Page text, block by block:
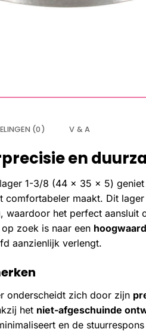
(0) V & A
en
1-3/8 (44 x 35 x 5) geniet
comfortabeler maakt. Dit
waardoor het perfect aansluit
zoek is naar een
aanzienlijk verlengt.
onderscheidt zich door zijn
het niet-afgeschuinde
en de